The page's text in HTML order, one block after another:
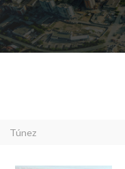
Túnez